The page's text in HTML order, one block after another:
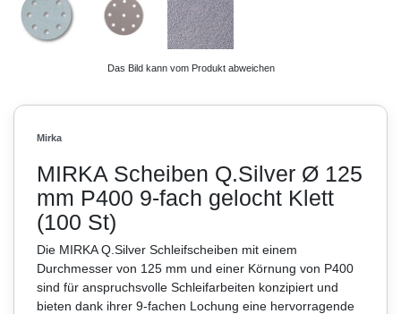
Das Bild kann vom Produkt abweichen
Mirka
MIRKA Scheiben Q.Silver Ø 125
mm P400 9-fach gelocht Klett
(100 St)
Die MIRKA Q.Silver Schleifscheiben mit einem
Durchmesser von 125 mm und einer Körnung von P400
sind für anspruchsvolle Schleifarbeiten konzipiert und
bieten dank ihrer 9-fachen Lochung eine hervorragende